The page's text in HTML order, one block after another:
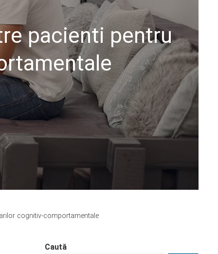
pacienti pentru
cognitiv-comportamentale
Caută